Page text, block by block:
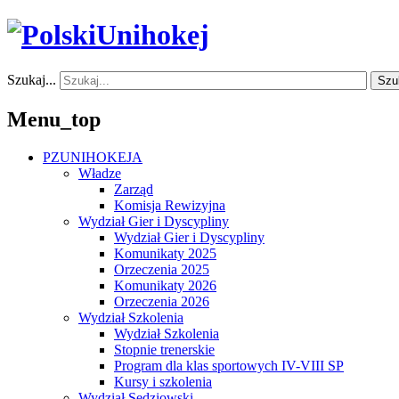
Szukaj...
Menu_top
PZUNIHOKEJA
Władze
Zarząd
Komisja Rewizyjna
Wydział Gier i Dyscypliny
Wydział Gier i Dyscypliny
Komunikaty 2025
Orzeczenia 2025
Komunikaty 2026
Orzeczenia 2026
Wydział Szkolenia
Wydział Szkolenia
Stopnie trenerskie
Program dla klas sportowych IV-VIII SP
Kursy i szkolenia